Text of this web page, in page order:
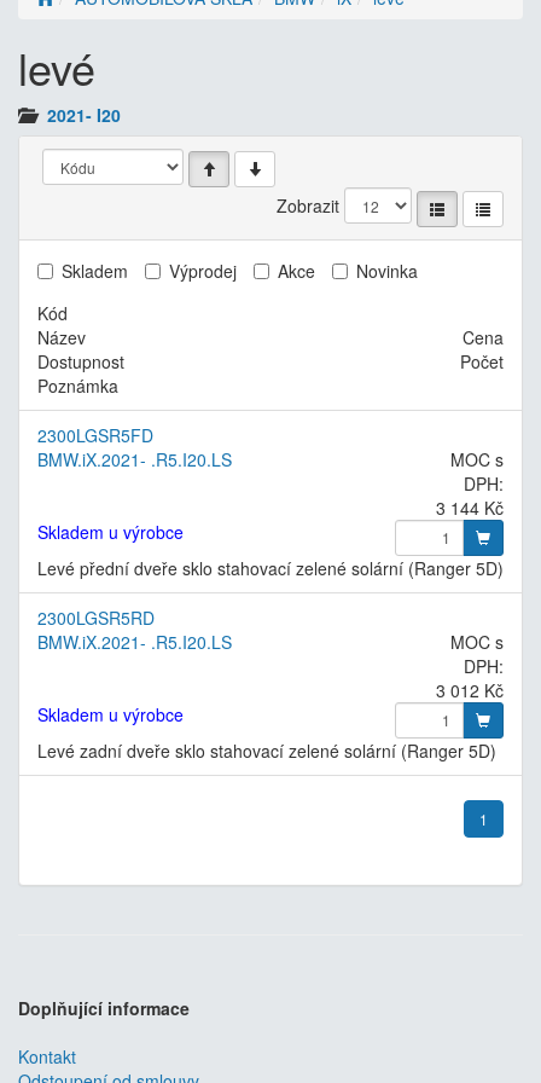
levé
2021- I20
Zobrazit
Skladem Výprodej Akce
Novinka
Kód
Název
Cena
Dostupnost
Počet
Poznámka
2300LGSR5FD
BMW.iX.2021- .R5.I20.LS
MOC s
DPH:
3 144 Kč
Skladem u výrobce
Levé přední dveře sklo stahovací zelené solární (Ranger 5D)
2300LGSR5RD
BMW.iX.2021- .R5.I20.LS
MOC s
DPH:
3 012 Kč
Skladem u výrobce
Levé zadní dveře sklo stahovací zelené solární (Ranger 5D)
1
Doplňující informace
Kontakt